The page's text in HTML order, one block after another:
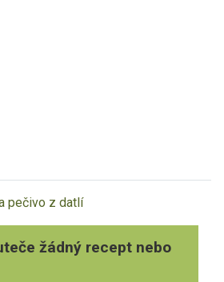
pečivo z datlí
žádný recept nebo